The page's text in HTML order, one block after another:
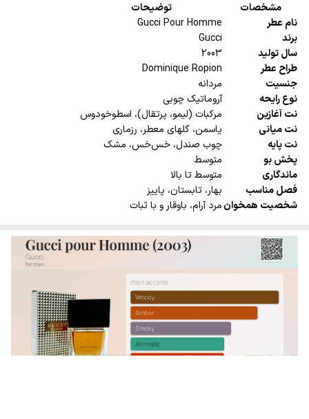
مشخصات
توضیحات
نام عطر
Gucci Pour Homme
برند
Gucci
سال تولید
2003
طراح عطر
Dominique Ropion
جنسیت
مردانه
نوع رایحه
آروماتیک چوبی
نت آغازین
مرکبات (لیمو، پرتقال)، اسطوخودوس
نت میانی
یاسمن، گلهای معطر، رزماری
نت پایه
چوب صندل، خس‌خس، مشک
پخش بو
متوسط
ماندگاری
متوسط تا بالا
فصل مناسب
بهار، تابستان، پاییز
شخصیت همخوانمرد آرام، باوقار و با ثبات